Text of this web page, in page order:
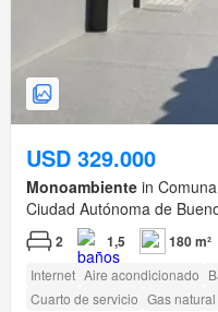
USD 329.000
Monoambiente in
Ciudad Autónoma de
2 1,5 180 m²
Internet Aire acondicionado
Cuarto de servicio Gas natural